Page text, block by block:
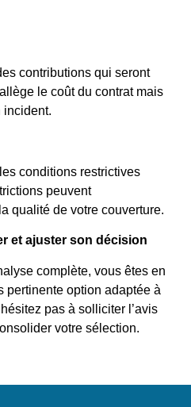
contributions qui seront
le coût du contrat mais
incident.
conditions restrictives
peuvent
qualité de votre couverture.
et ajuster son décision
complète, vous êtes en
pertinente option adaptée à
pas à solliciter l’avis
votre sélection.